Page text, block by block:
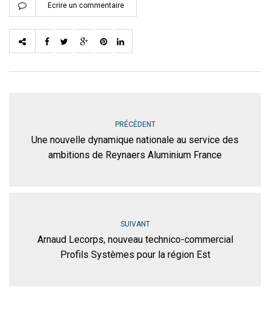
Ecrire un commentaire
PRÉCÉDENT
Une nouvelle dynamique nationale au service des
ambitions de Reynaers Aluminium France
SUIVANT
Arnaud Lecorps, nouveau technico-commercial
Profils Systèmes pour la région Est